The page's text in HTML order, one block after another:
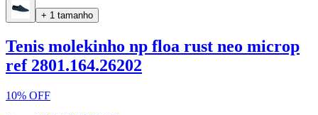
+ 1 tamanho
Tenis molekinho np floa rust neo microp
ref 2801.164.26202
10% OFF